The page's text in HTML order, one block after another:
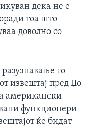
дека не е
тоа што
доволно со
го
извештај пред Џо
американски
функционери
ќе бидат